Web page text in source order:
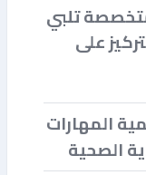
تلبي
على
المهارات
الصحية